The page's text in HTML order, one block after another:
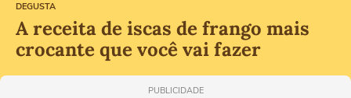
DEGUSTA
A receita de iscas de frango mais
crocante que você vai fazer
PUBLICIDADE